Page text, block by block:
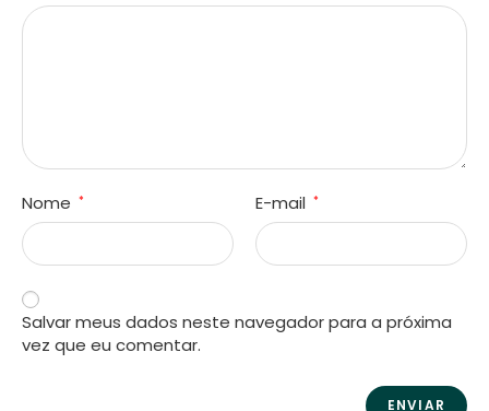
Nome * E-mail *
Salvar meus dados neste navegador para a próxima
vez que eu comentar.